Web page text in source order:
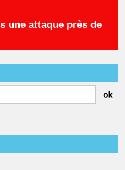
une attaque près de